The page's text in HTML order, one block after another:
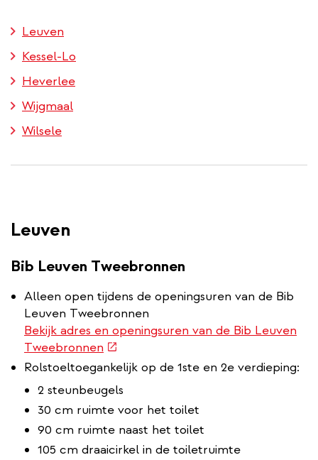
Leuven
Kessel-Lo
Heverlee
Wijgmaal
Wilsele
Leuven
Bib Leuven Tweebronnen
Alleen open tijdens de openingsuren van de Bib
Leuven Tweebronnen
Bekijk adres en openingsuren van de Bib Leuven
Tweebronnen (externe
link)
Rolstoeltoegankelijk op de 1ste en 2e verdieping:
2 steunbeugels
30 cm ruimte voor het toilet
90 cm ruimte naast het toilet
105 cm draaicirkel in de toiletruimte